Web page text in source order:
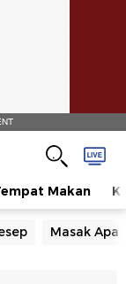
Makan
Masak Apa